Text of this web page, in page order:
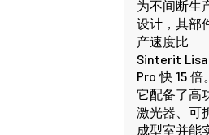
为不间断生
设计，其部
产速度比
Sinterit Lisa
Pro 快 15 倍。
它配备了高
激光器、可
成型室并能